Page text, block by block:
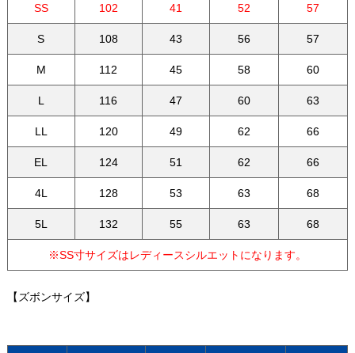
SS 102 41 52 57
S 108 43 56 57
M 112 45 58 60
L 116 47 60 63
LL 120 49 62 66
EL 124 51 62 66
4L 128 53 63 68
5L 132 55 63 68
※SS寸サイズはレディースシルエットになります。
【ズボンサイズ】